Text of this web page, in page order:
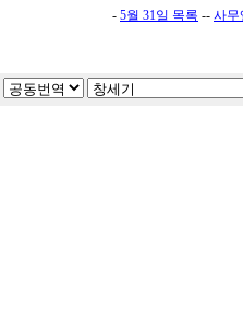
- 5월 31일 목록 -- 사무